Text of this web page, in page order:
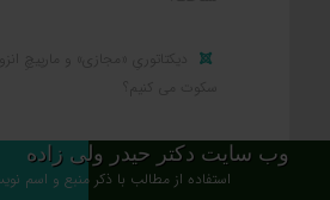
وب سایت دکتر حیدر ولی زاده
استفاده از مطالب با ذکر منبع و اسم